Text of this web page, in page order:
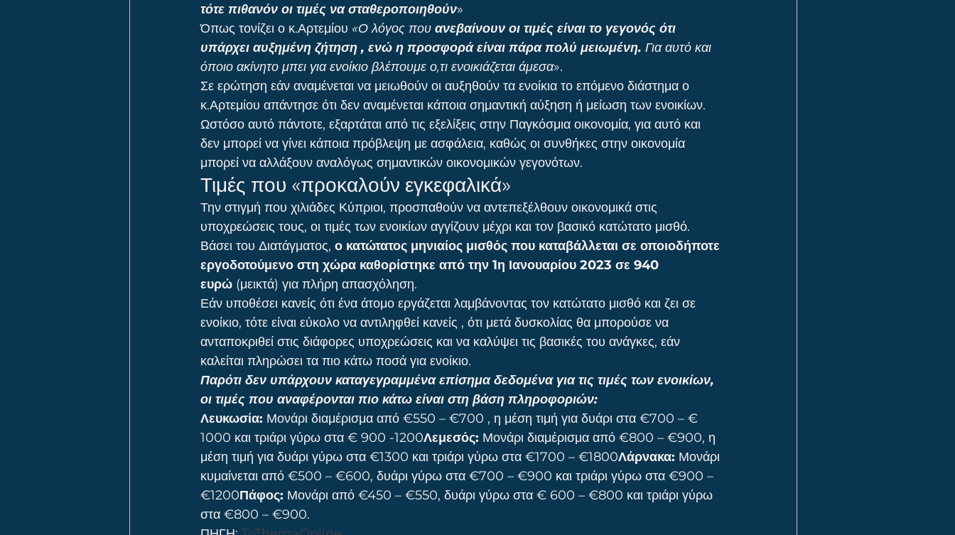
τότε πιθανόν οι τιμές να σταθεροποιηθούν»
Όπως τονίζει ο κ.Αρτεμίου «Ο λόγος που ανεβαίνουν οι τιμές είναι το γεγονός ότι
υπάρχει αυξημένη ζήτηση , ενώ η προσφορά είναι πάρα πολύ μειωμένη. Για αυτό και
όποιο ακίνητο μπει για ενοίκιο βλέπουμε ο,τι ενοικιάζεται άμεσα».
Σε ερώτηση εάν αναμένεται να μειωθούν οι αυξηθούν τα ενοίκια το επόμενο διάστημα ο
κ.Αρτεμίου απάντησε ότι δεν αναμένεται κάποια σημαντική αύξηση ή μείωση των ενοικίων.
Ωστόσο αυτό πάντοτε, εξαρτάται από τις εξελίξεις στην Παγκόσμια οικονομία, για αυτό και
δεν μπορεί να γίνει κάποια πρόβλεψη με ασφάλεια, καθώς οι συνθήκες στην οικονομία
μπορεί να αλλάξουν αναλόγως σημαντικών οικονομικών γεγονότων.
Τιμές που «προκαλούν εγκεφαλικά»
Την στιγμή που χιλιάδες Κύπριοι, προσπαθούν να αντεπεξέλθουν οικονομικά στις
υποχρεώσεις τους, οι τιμές των ενοικίων αγγίζουν μέχρι και τον βασικό κατώτατο μισθό.
Βάσει του Διατάγματος, ο κατώτατος μηνιαίος μισθός που καταβάλλεται σε οποιοδήποτε
εργοδοτούμενο στη χώρα καθορίστηκε από την 1η Ιανουαρίου 2023 σε 940
ευρώ (μεικτά) για πλήρη απασχόληση.
Εάν υποθέσει κανείς ότι ένα άτομο εργάζεται λαμβάνοντας τον κατώτατο μισθό και ζει σε
ενοίκιο, τότε είναι εύκολο να αντιληφθεί κανείς , ότι μετά δυσκολίας θα μπορούσε να
ανταποκριθεί στις διάφορες υποχρεώσεις και να καλύψει τις βασικές του ανάγκες, εάν
καλείται πληρώσει τα πιο κάτω ποσά για ενοίκιο.
Παρότι δεν υπάρχουν καταγεγραμμένα επίσημα δεδομένα για τις τιμές των ενοικίων,
οι τιμές που αναφέρονται πιο κάτω είναι στη βάση πληροφοριών:
Λευκωσία: Μονάρι διαμέρισμα από €550 – €700 , η μέση τιμή για δυάρι στα €700 – €
1000 και τριάρι γύρω στα € 900 -1200Λεμεσός: Μονάρι διαμέρισμα από €800 – €900, η
μέση τιμή για δυάρι γύρω στα €1300 και τριάρι γύρω στα €1700 – €1800Λάρνακα: Μονάρι
κυμαίνεται από €500 – €600, δυάρι γύρω στα €700 – €900 και τριάρι γύρω στα €900 –
€1200Πάφος: Μονάρι από €450 – €550, δυάρι γύρω στα € 600 – €800 και τριάρι γύρω
στα €800 – €900.